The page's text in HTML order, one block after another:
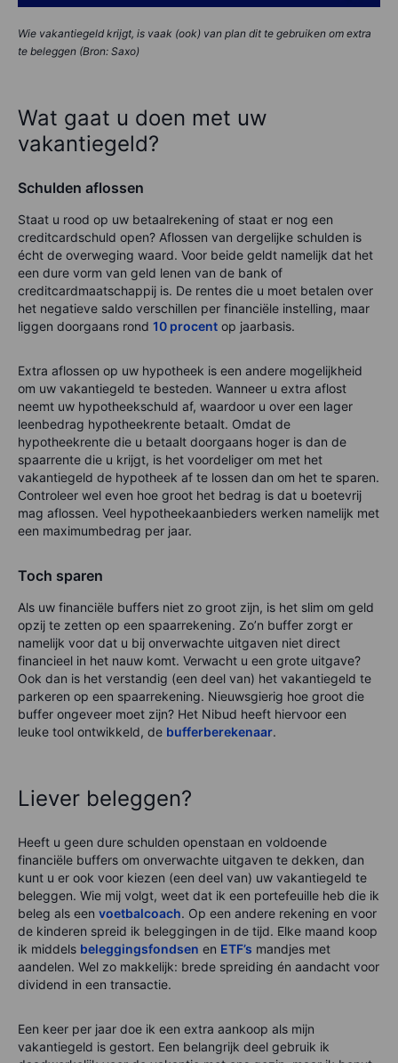
Wie vakantiegeld krijgt, is vaak (ook) van plan dit te gebruiken om extra
te beleggen (Bron: Saxo)
Wat gaat u doen met uw
vakantiegeld?
Schulden aflossen
Staat u rood op uw betaalrekening of staat er nog een
creditcardschuld open? Aflossen van dergelijke schulden is
écht de overweging waard. Voor beide geldt namelijk dat het
een dure vorm van geld lenen van de bank of
creditcardmaatschappij is. De rentes die u moet betalen over
het negatieve saldo verschillen per financiële instelling, maar
liggen doorgaans rond 10 procent op jaarbasis.
Extra aflossen op uw hypotheek is een andere mogelijkheid
om uw vakantiegeld te besteden. Wanneer u extra aflost
neemt uw hypotheekschuld af, waardoor u over een lager
leenbedrag hypotheekrente betaalt. Omdat de
hypotheekrente die u betaalt doorgaans hoger is dan de
spaarrente die u krijgt, is het voordeliger om met het
vakantiegeld de hypotheek af te lossen dan om het te sparen.
Controleer wel even hoe groot het bedrag is dat u boetevrij
mag aflossen. Veel hypotheekaanbieders werken namelijk met
een maximumbedrag per jaar.
Toch sparen
Als uw financiële buffers niet zo groot zijn, is het slim om geld
opzij te zetten op een spaarrekening. Zo’n buffer zorgt er
namelijk voor dat u bij onverwachte uitgaven niet direct
financieel in het nauw komt. Verwacht u een grote uitgave?
Ook dan is het verstandig (een deel van) het vakantiegeld te
parkeren op een spaarrekening. Nieuwsgierig hoe groot die
buffer ongeveer moet zijn? Het Nibud heeft hiervoor een
leuke tool ontwikkeld, de bufferberekenaar.
Liever beleggen?
Heeft u geen dure schulden openstaan en voldoende
financiële buffers om onverwachte uitgaven te dekken, dan
kunt u er ook voor kiezen (een deel van) uw vakantiegeld te
beleggen. Wie mij volgt, weet dat ik een portefeuille heb die ik
beleg als een voetbalcoach. Op een andere rekening en voor
de kinderen spreid ik beleggingen in de tijd. Elke maand koop
ik middels beleggingsfondsen en ETF’s mandjes met
aandelen. Wel zo makkelijk: brede spreiding én aandacht voor
dividend in een transactie.
Een keer per jaar doe ik een extra aankoop als mijn
vakantiegeld is gestort. Een belangrijk deel gebruik ik